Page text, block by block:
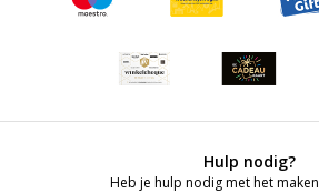
Hulp nodig?
Heb je hulp nodig met het